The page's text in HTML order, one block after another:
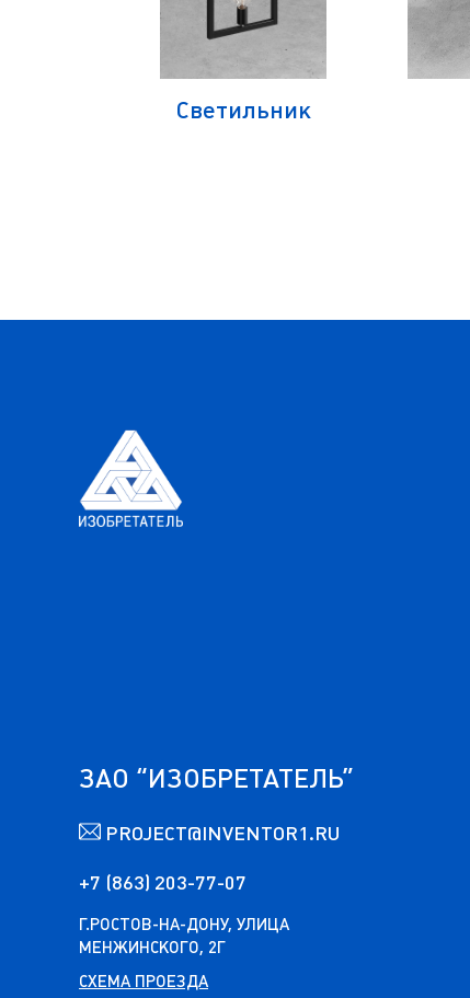
Светильник
ЗАО “ИЗОБРЕТАТЕЛЬ”
PROJECT@INVENTOR1.RU
+7 (863) 203-77-07
Г.РОСТОВ-НА-ДОНУ, УЛИЦА
МЕНЖИНСКОГО, 2Г
СХЕМА ПРОЕЗДА